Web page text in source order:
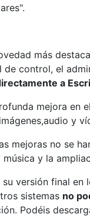
más
control, el
a
mejora en
y
mejoras no se
y la
versión final
sistemas no
Podéis